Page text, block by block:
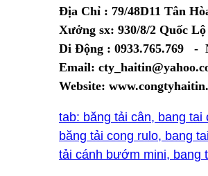
Địa Chỉ : 79/48D11 Tân
Xưởng sx: 930/8/2 Quốc
Di Động : 0933.765.769 -
Email:
Website:
tab: băng tải cân, bang tai
băng tải cong rulo, bang
tải cánh bướm mini, bang